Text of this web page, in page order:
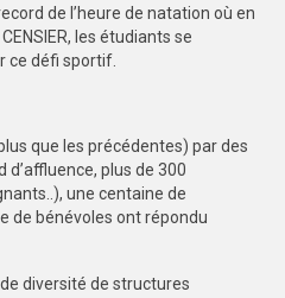
DE FRANCE
de l’heure de natation où en
les étudiants se
ce défi sportif.
que les précédentes) par des
d’affluence, plus de 300
une centaine de
de bénévoles ont répondu
diversité de structures